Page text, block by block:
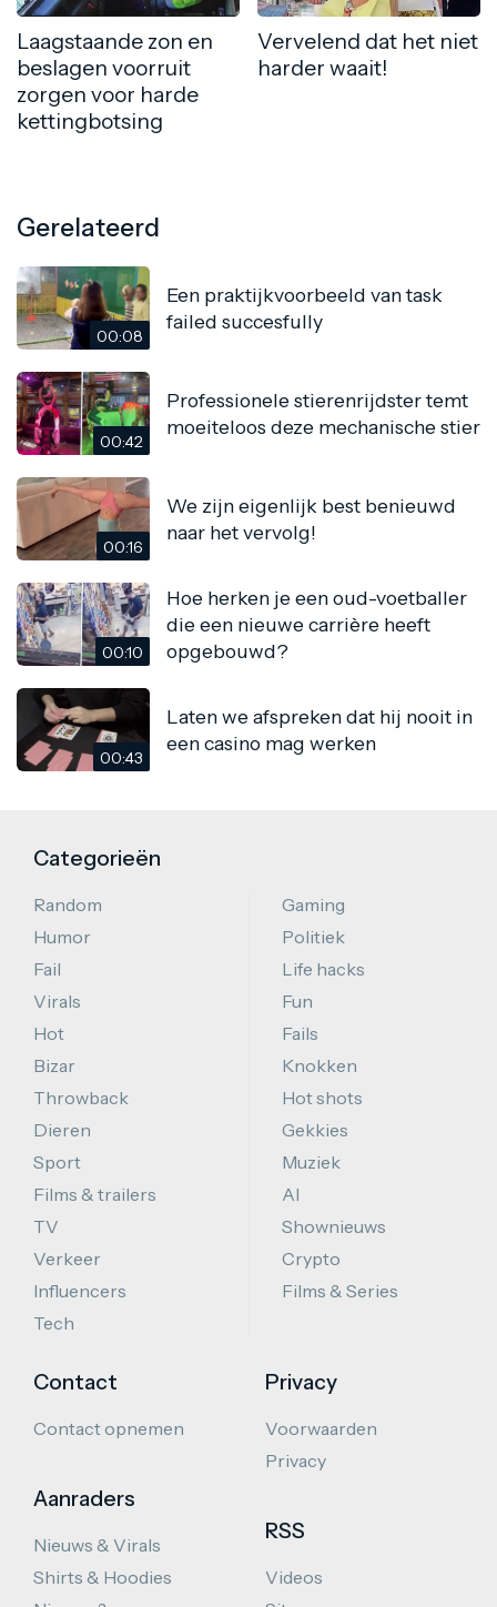
Laagstaande zon en
beslagen voorruit
zorgen voor harde
kettingbotsing
Vervelend dat het niet
harder waait!
Gerelateerd
00:08
Een praktijkvoorbeeld van task
failed succesfully
00:42
Professionele stierenrijdster temt
moeiteloos deze mechanische stier
00:16
We zijn eigenlijk best benieuwd
naar het vervolg!
00:10
Hoe herken je een oud-voetballer
die een nieuwe carrière heeft
opgebouwd?
00:43
Laten we afspreken dat hij nooit in
een casino mag werken
Categorieën
Random
Humor
Fail
Virals
Hot
Bizar
Throwback
Dieren
Sport
Films & trailers
TV
Verkeer
Influencers
Tech
Gaming
Politiek
Life hacks
Fun
Fails
Knokken
Hot shots
Gekkies
Muziek
AI
Shownieuws
Crypto
Films & Series
Contact
Contact opnemen
Aanraders
Nieuws & Virals
Shirts & Hoodies
Privacy
Voorwaarden
Privacy
RSS
Videos